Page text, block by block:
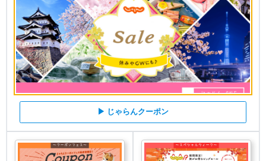
▶ じゃらんクーポン